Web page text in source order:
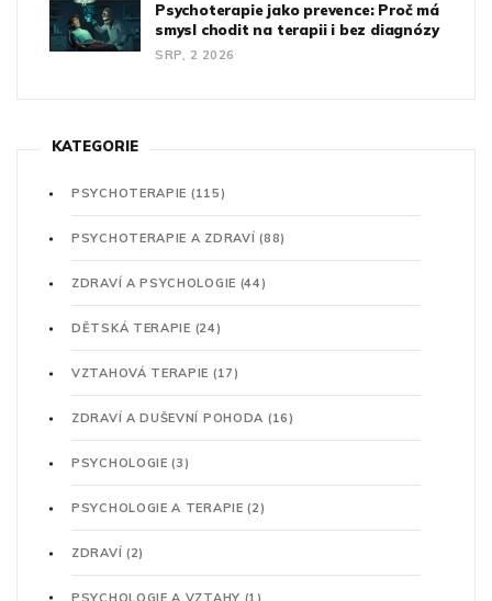
Psychoterapie jako prevence: Proč má
smysl chodit na terapii i bez diagnózy
SRP, 2 2026
KATEGORIE
PSYCHOTERAPIE (115)
PSYCHOTERAPIE A ZDRAVÍ(88)
ZDRAVÍ A PSYCHOLOGIE (44)
DĚTSKÁ TERAPIE (24)
VZTAHOVÁ TERAPIE (17)
ZDRAVÍ A DUŠEVNÍ POHODA (16)
PSYCHOLOGIE(3)
PSYCHOLOGIE A TERAPIE(2)
ZDRAVÍ (2)